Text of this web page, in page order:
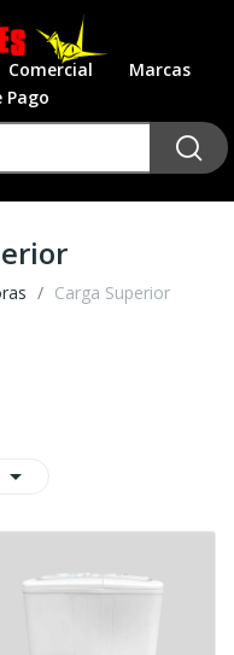
Comercial
Marcas
Pago
Carga Superior
